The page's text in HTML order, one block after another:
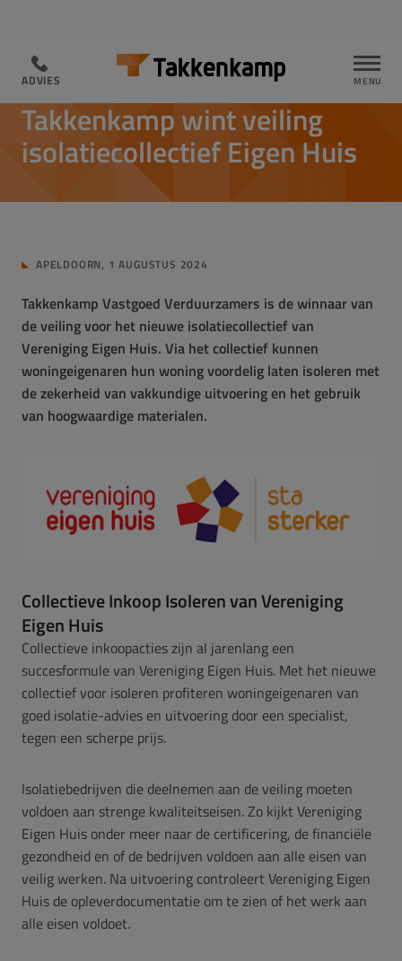
ADVIES
ADVIES
SAMENWERKING VERENIGING EIGEN HUIS EN TAKKENKAMP
Takkenkamp wint veiling
isolatiecollectief Eigen Huis
APELDOORN, 1 AUGUSTUS 2024
Takkenkamp Vastgoed Verduurzamers is de winnaar van
de veiling voor het nieuwe isolatiecollectief van
Vereniging Eigen Huis. Via het collectief kunnen
woningeigenaren hun woning voordelig laten isoleren met
de zekerheid van vakkundige uitvoering en het gebruik
van hoogwaardige materialen.
Collectieve Inkoop Isoleren van Vereniging
Eigen Huis
Collectieve inkoopacties zijn al jarenlang een
succesformule van Vereniging Eigen Huis. Met het nieuwe
collectief voor isoleren profiteren woningeigenaren van
goed isolatie-advies en uitvoering door een specialist,
tegen een scherpe prijs.
Isolatiebedrijven die deelnemen aan de veiling moeten
voldoen aan strenge kwaliteitseisen. Zo kijkt Vereniging
Eigen Huis onder meer naar de certificering, de financiële
gezondheid en of de bedrijven voldoen aan alle eisen van
veilig werken. Na uitvoering controleert Vereniging Eigen
Huis de opleverdocumentatie om te zien of het werk aan
alle eisen voldoet.